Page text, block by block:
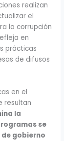
realizan
el
la corrupción
en
prácticas
de difusos
en el
resultan
la
se
gobierno